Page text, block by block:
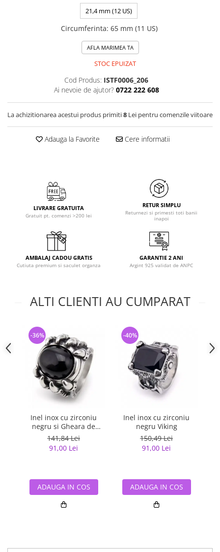
21,4 mm (12 US)
Circumferinta: 65 mm (11 US)
AFLA MARIMEA TA
STOC EPUIZAT
Cod Produs: ISTF0006_206
Ai nevoie de ajutor? 0722 222 608
La achizitionarea acestui produs primiti8 Lei pentru comenzile viitoare
Adauga la Favorite Cere informatii
LIVRARE GRATUITA
Gratuit pt. comenzi >200 lei
RETUR SIMPLU
Returnezi si primesti toti banii
inapoi
AMBALAJ CADOU GRATIS
Cutiuta premium si saculet organza
GARANTIE 2 ANI
Argint 925 validat de ANPC
ALTI CLIENTI AU CUMPARAT
Inel inox cu zirconiu
negru si Gheara de
Dragon
141,84 Lei
91,00 Lei
-36%
ADAUGA IN COS
Inel inox cu zirconiu
negru Viking
150,49 Lei
91,00 Lei
-40%
ADAUGA IN COS